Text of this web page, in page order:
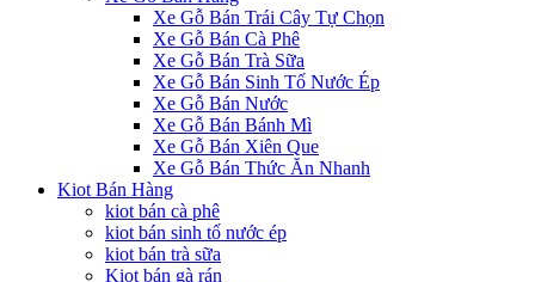
Xe Gỗ Bán Trái Cây Tự Chọn
Xe Gỗ Bán Cà Phê
Xe Gỗ Bán Trà Sữa
Xe Gỗ Bán Sinh Tố Nước Ép
Xe Gỗ Bán Nước
Xe Gỗ Bán Bánh Mì
Xe Gỗ Bán Xiên Que
Xe Gỗ Bán Thức Ăn Nhanh
Kiot Bán Hàng
kiot bán cà phê
kiot bán sinh tố nước ép
kiot bán trà sữa
Kiot bán gà rán